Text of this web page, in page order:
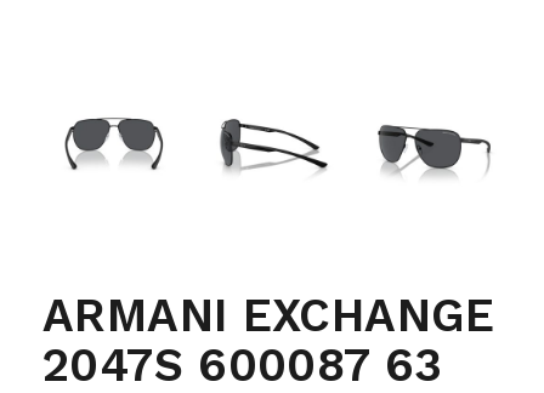
ARMANI EXCHANGE
2047S 600087 63